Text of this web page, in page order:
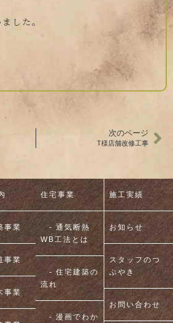
した。
次のページ
T様店舗改修工事
業
業
業
住宅事業
- 通気断熱
WB工法とは
- 住宅建築の
流れ
- 漫画でわか
施工実績
お知らせ
スタッフのつ
ぶやき
お問い合わせ